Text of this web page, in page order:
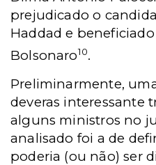
prejudicado o
Haddad e
Bolsonaro10.
Preliminarmente,
deveras interessante
alguns ministros no
analisado foi a de
poderia (ou não) ser